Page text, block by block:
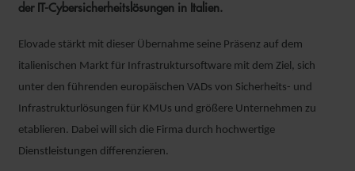
der IT-Cybersicherheitslösungen in Italien.
Elovade stärkt mit dieser Übernahme seine Präsenz auf dem
italienischen Markt für Infrastruktursoftware mit dem Ziel, sich
unter den führenden europäischen VADs von Sicherheits- und
Infrastrukturlösungen für KMUs und größere Unternehmen zu
etablieren. Dabei will sich die Firma durch hochwertige
Dienstleistungen differenzieren.